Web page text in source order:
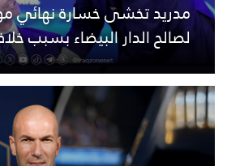
لصالح الدار البيضاء بسبب